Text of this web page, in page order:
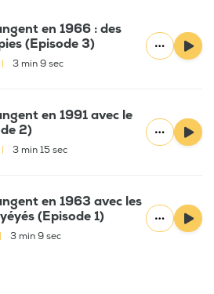
en 1966 : des
(Episode 3)
3 min 9 sec
en 1991 avec le
2)
3 min 15 sec
en 1963 avec les
(Episode 1)
3 min 9 sec